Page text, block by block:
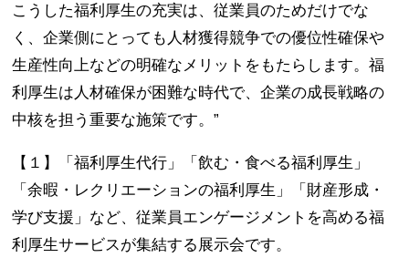
こうした福利厚生の充実は、従業員のためだけでな
く、企業側にとっても人材獲得競争での優位性確保や
生産性向上などの明確なメリットをもたらします。福
利厚生は人材確保が困難な時代で、企業の成長戦略の
中核を担う重要な施策です。”
【１】「福利厚生代行」「飲む・食べる福利厚生」
「余暇・レクリエーションの福利厚生」「財産形成・
学び支援」など、従業員エンゲージメントを高める福
利厚生サービスが集結する展示会です。